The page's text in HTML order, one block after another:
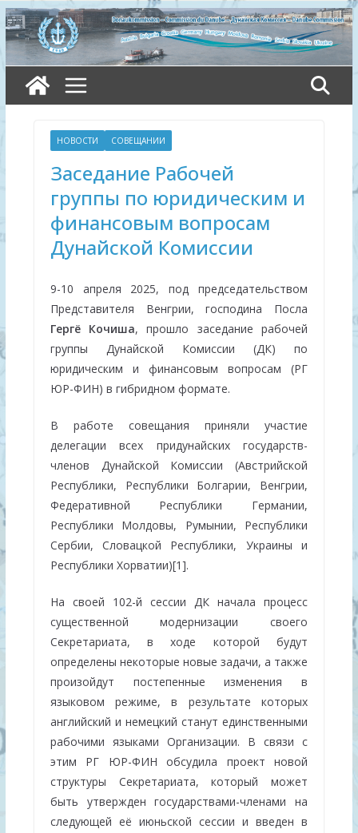
Skip
to
content
НОВОСТИ СОВЕЩАНИИ
Заседание Рабочей
группы по юридическим и
финансовым вопросам
Дунайской Комиссии
9-10 апреля 2025, под председательством
Представителя Венгрии, господина Посла
Гергё Кочиша, прошло заседание рабочей
группы Дунайской Комиссии (ДК) по
юридическим и финансовым вопросам (РГ
ЮР-ФИН) в гибридном формате.
В работе совещания приняли участие
делегации всех придунайских государств-
членов Дунайской Комиссии (Австрийской
Республики, Республики Болгарии, Венгрии,
Федеративной Республики Германии,
Республики Молдовы, Румынии, Республики
Сербии, Словацкой Республики, Украины и
Республики Хорватии)[1].
На своей 102-й сессии ДК начала процесс
существенной модернизации своего
Секретариата, в ходе которой будут
определены некоторые новые задачи, а также
произойдут постепенные изменения в
языковом режиме, в результате которых
английский и немецкий станут единственными
рабочими языками Организации. В связи с
этим РГ ЮР-ФИН обсудила проект новой
структуры Секретариата, который может
быть утвержден государствами-членами на
следующей её июньской сессии и введен в